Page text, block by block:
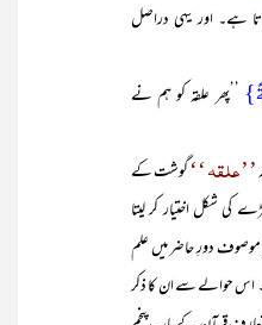
ہے۔ اور یہی دراصل
’’پھر علقہ کو ہم نے
’’علقہ ‘‘گوشت کے
کی شکل اختیار کر لیتا
موصوف دورِ حاضر میں علم
اس حوالے سے ان کا ذکر